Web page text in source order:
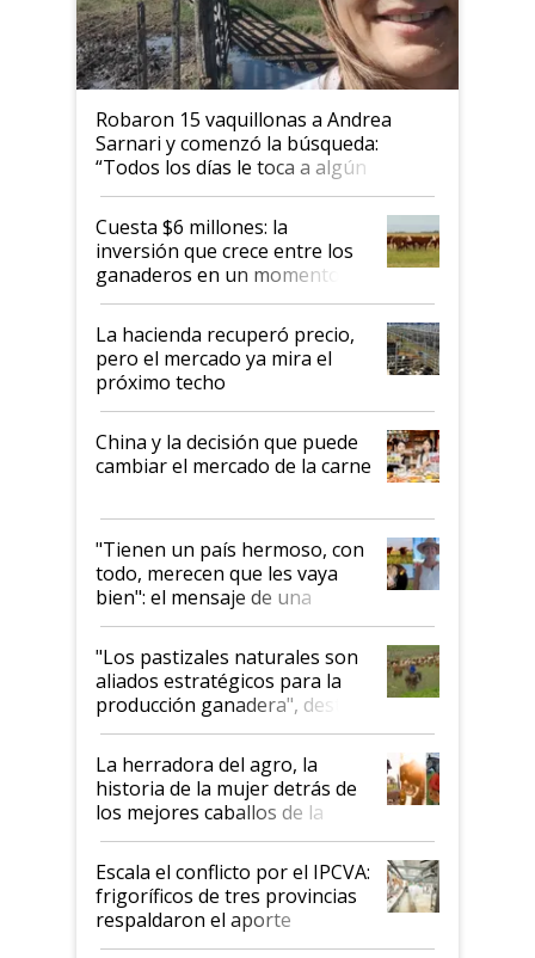
Robaron 15 vaquillonas a Andrea
Sarnari y comenzó la búsqueda:
“Todos los días le toca a algún
productor”
Cuesta $6 millones: la
inversión que crece entre los
ganaderos en un momento
histórico para la actividad
La hacienda recuperó precio,
pero el mercado ya mira el
próximo techo
China y la decisión que puede
cambiar el mercado de la carne
"Tienen un país hermoso, con
todo, merecen que les vaya
bien": el mensaje de una
ganadera uruguaya sobre las
oportunidades que se abren
para el agro en Argentina, con
foco en la carne
"Los pastizales naturales son
aliados estratégicos para la
producción ganadera", destaca
la iniciativa que ya reúne a 46
establecimientos en Argentina
La herradora del agro, la
historia de la mujer detrás de
los mejores caballos de la
Argentina y los mitos que
todavía hacen sufrir a estos
animales: "Mientras me
descalificaban, yo seguí
haciendo currículum"
Escala el conflicto por el IPCVA:
frigoríficos de tres provincias
respaldaron el aporte
obligatorio